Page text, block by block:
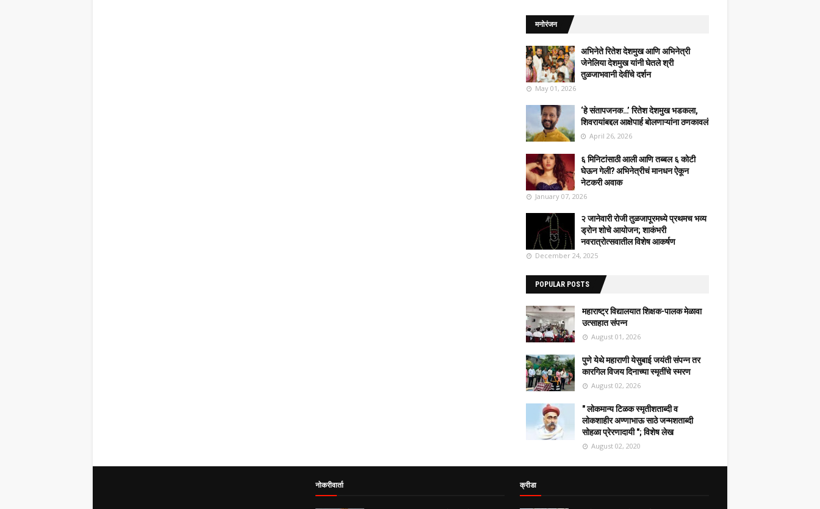
मनोरंजन
अभिनेते रितेश देशमुख आणि अभिनेत्री
जेनेलिया देशमुख यांनी घेतले श्री
तुळजाभवानी देवींचे दर्शन
May 01, 2026
‘हे संतापजनक…’ रितेश देशमुख भडकला,
शिवरायांबद्दल आक्षेपार्ह बोलणाऱ्यांना ठणकावलं
April 26, 2026
६ मिनिटांसाठी आली आणि तब्बल ६ कोटी
घेऊन गेली? अभिनेत्रीचं मानधन ऐकून
नेटकरी अवाक
January 07, 2026
२ जानेवारी रोजी तुळजापूरमध्ये प्रथमच भव्य
ड्रोन शोचे आयोजन; शाकंभरी
नवरात्रोत्सवातील विशेष आकर्षण
December 24, 2025
POPULAR POSTS
महाराष्ट्र विद्यालयात शिक्षक-पालक मेळावा
उत्साहात संपन्न
August 01, 2026
पुणे येथे महाराणी येसुबाई जयंती संपन्न तर
कारगिल विजय दिनाच्या स्मृतींचे स्मरण
August 02, 2026
" लोकमान्य टिळक स्मृतीशताब्दी व
लोकशाहीर अण्णाभाऊ साठे जन्मशताब्दी
सोहळा प्रेरणादायी "; विशेष लेख
August 02, 2020
नोकरीवार्ता क्रीडा